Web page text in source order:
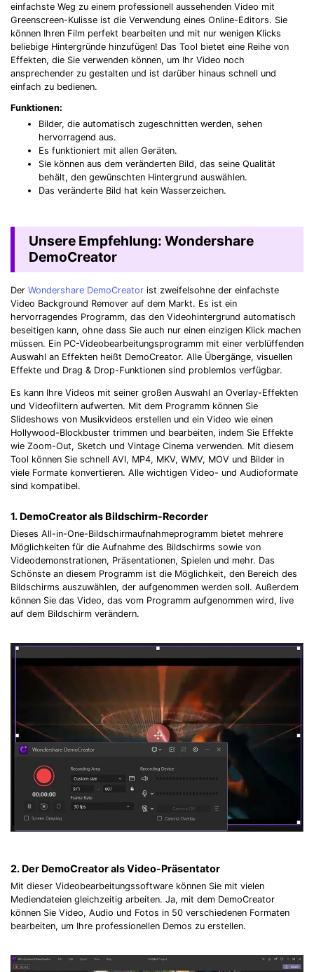
einfachste Weg zu einem professionell aussehenden Video mit
Greenscreen-Kulisse ist die Verwendung eines Online-Editors. Sie
können Ihren Film perfekt bearbeiten und mit nur wenigen Klicks
beliebige Hintergründe hinzufügen! Das Tool bietet eine Reihe von
Effekten, die Sie verwenden können, um Ihr Video noch
ansprechender zu gestalten und ist darüber hinaus schnell und
einfach zu bedienen.
Funktionen:
Bilder, die automatisch zugeschnitten werden, sehen
hervorragend aus.
Es funktioniert mit allen Geräten.
Sie können aus dem veränderten Bild, das seine Qualität
behält, den gewünschten Hintergrund auswählen.
Das veränderte Bild hat kein Wasserzeichen.
Unsere Empfehlung: Wondershare
DemoCreator
Der Wondershare DemoCreator ist zweifelsohne der einfachste
Video Background Remover auf dem Markt. Es ist ein
hervorragendes Programm, das den Videohintergrund automatisch
beseitigen kann, ohne dass Sie auch nur einen einzigen Klick machen
müssen. Ein PC-Videobearbeitungsprogramm mit einer verblüffenden
Auswahl an Effekten heißt DemoCreator. Alle Übergänge, visuellen
Effekte und Drag & Drop-Funktionen sind problemlos verfügbar.
Es kann Ihre Videos mit seiner großen Auswahl an Overlay-Effekten
und Videofiltern aufwerten. Mit dem Programm können Sie
Slideshows von Musikvideos erstellen und ein Video wie einen
Hollywood-Blockbuster trimmen und bearbeiten, indem Sie Effekte
wie Zoom-Out, Sketch und Vintage Cinema verwenden. Mit diesem
Tool können Sie schnell AVI, MP4, MKV, WMV, MOV und Bilder in
viele Formate konvertieren. Alle wichtigen Video- und Audioformate
sind kompatibel.
1. DemoCreator als Bildschirm-Recorder
Dieses All-in-One-Bildschirmaufnahmeprogramm bietet mehrere
Möglichkeiten für die Aufnahme des Bildschirms sowie von
Videodemonstrationen, Präsentationen, Spielen und mehr. Das
Schönste an diesem Programm ist die Möglichkeit, den Bereich des
Bildschirms auszuwählen, der aufgenommen werden soll. Außerdem
können Sie das Video, das vom Programm aufgenommen wird, live
auf dem Bildschirm verändern.
2. Der DemoCreator als Video-Präsentator
Mit dieser Videobearbeitungssoftware können Sie mit vielen
Mediendateien gleichzeitig arbeiten. Ja, mit dem DemoCreator
können Sie Video, Audio und Fotos in 50 verschiedenen Formaten
bearbeiten, um Ihre professionellen Demos zu erstellen.